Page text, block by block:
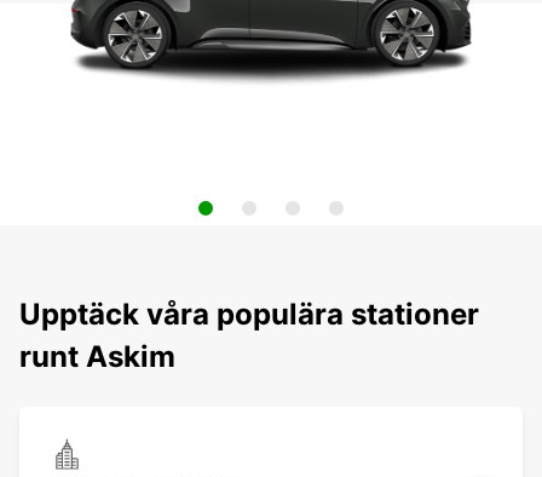
Upptäck våra populära stationer
runt Askim